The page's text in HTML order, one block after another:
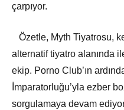
çarpıyor.
Özetle, Myth Tiyatrosu,
alternatif tiyatro alanında
ekip. Porno Club’ın
İmparatorluğu’yla ezber
sorgulamaya devam